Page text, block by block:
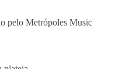
pelo Metrópoles Music